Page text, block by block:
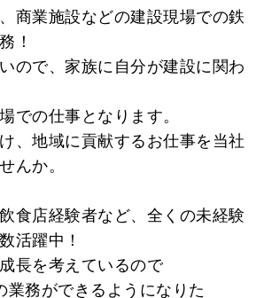
商業施設などの建設現場での鉄
！
ので、家族に自分が建設に関わ
での仕事となります。
、地域に貢献するお仕事を当社
んか。
食店経験者など、全くの未経験
活躍中！
長を考えているので
業務ができるようになりた